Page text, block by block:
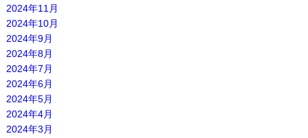
2024年11月
2024年10月
2024年9月
2024年8月
2024年7月
2024年6月
2024年5月
2024年4月
2024年3月